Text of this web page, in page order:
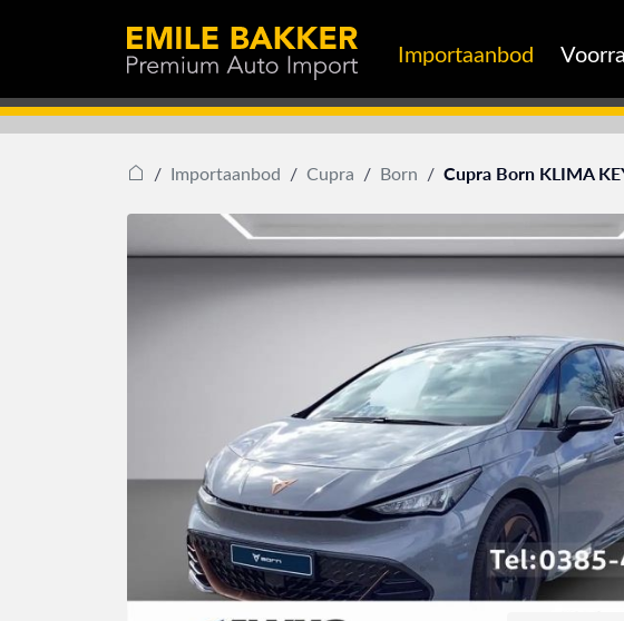
Importaanbod
Importaanbod Cupra Born Cupra Born KLIMA